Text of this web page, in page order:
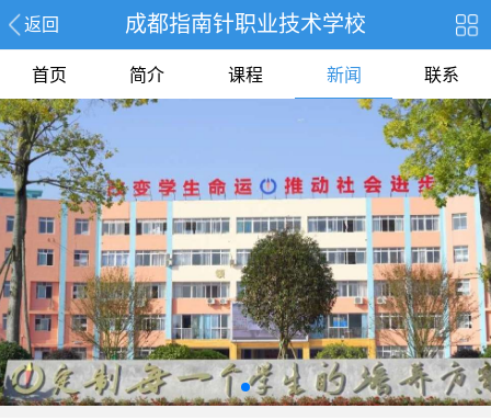
返回 成都指南针职业技术学校
首页 简介 课程 新闻 联系